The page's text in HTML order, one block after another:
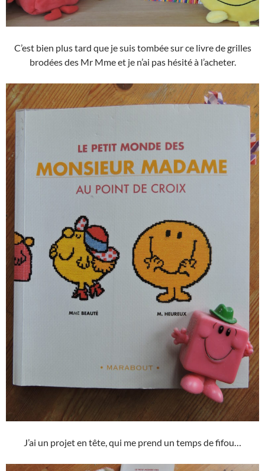
C’est bien plus tard que je suis tombée sur ce livre de grilles
brodées des Mr Mme et je n’ai pas hésité à l’acheter.
J’ai un projet en tête, qui me prend un temps de fifou…